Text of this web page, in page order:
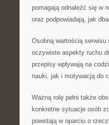
pomagają odnaleźć się w
oraz podpowiadają, jak
Osobną wartością
oczywiste aspekty ruchu
przepisy wpływają na
nauki, jak i motywacją do
Ważną rolę pełni także
konkretne sytuacje osób
powstają w oparciu o